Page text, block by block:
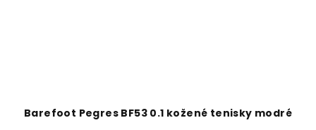
Barefoot Pegres BF53 0.1 kožené tenisky modré